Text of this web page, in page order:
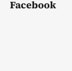
Facebook